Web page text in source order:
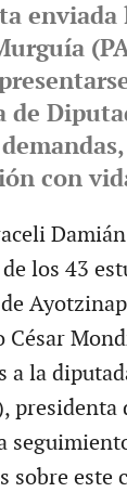
de
con
los 43
César
a la
presidenta
sobre este